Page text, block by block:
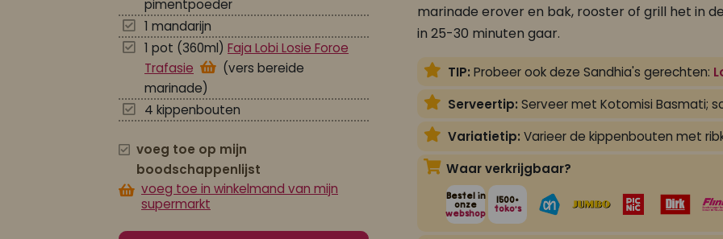
pimentpoeder
1 mandarijn
1 pot (360ml) Faja Lobi Losie Foroe
Trafasie
(vers bereide
marinade)
4 kippenbouten
voeg toe op mijn
boodschappenlijst
voeg toe in winkelmand van mijn
supermarkt
marinade erover en bak, rooster of grill het in
in 25-30 minuten gaar.
TIP: Probeer ook deze Sandhia's gerechten:
Serveertip: Serveer met Kotomisi Basmati;
Variatietip: Varieer de kippenbouten met
Waar verkrijgbaar?
Bestel in
onze
webshop
1500+
toko's